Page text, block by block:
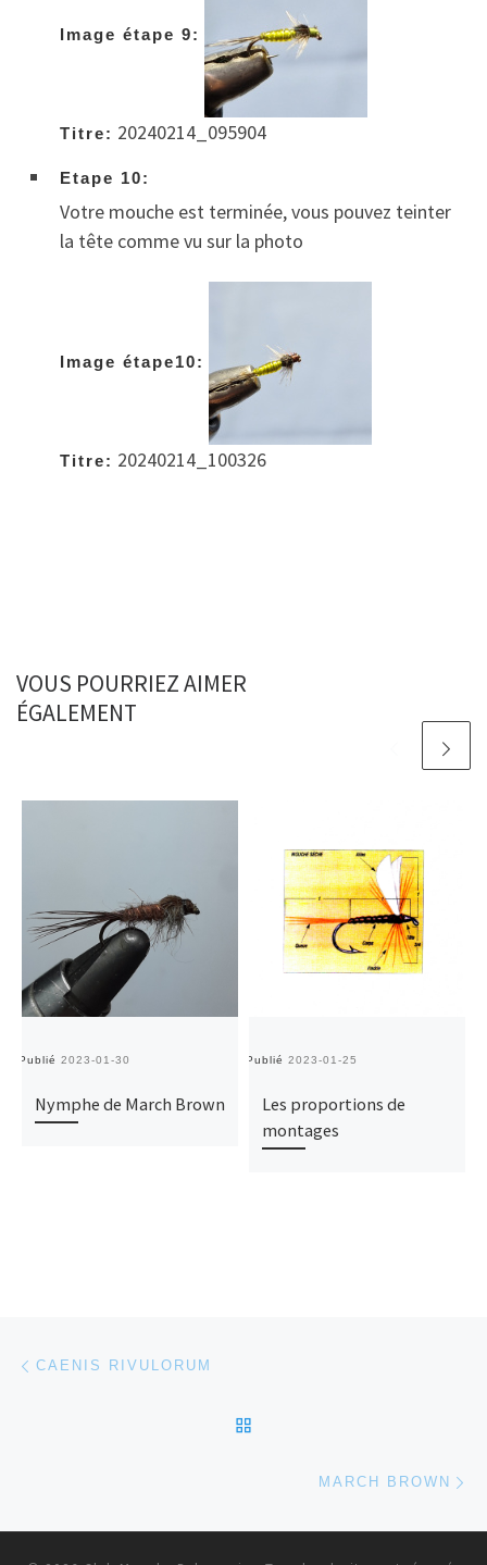
Image étape 9:
Titre: 20240214_095904
Etape 10:
Votre mouche est terminée, vous pouvez teinter
la tête comme vu sur la photo
Image étape10:
Titre: 20240214_100326
VOUS POURRIEZ AIMER
ÉGALEMENT
Publié 2023-01-30
Nymphe de March Brown
Publié 2023-01-25
Les proportions de
montages
Parcourir les articles
CAENIS RIVULORUM
MARCH BROWN